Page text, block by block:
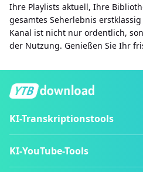
Ihre Playlists aktuell, Ihre
gesamtes Seherlebnis
Kanal ist nicht nur ordentlich,
der Nutzung. Genießen Sie Ihr
KI-Transkriptionstools
KI-YouTube-Tools